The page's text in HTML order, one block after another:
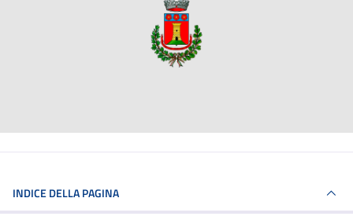
INDICE DELLA PAGINA